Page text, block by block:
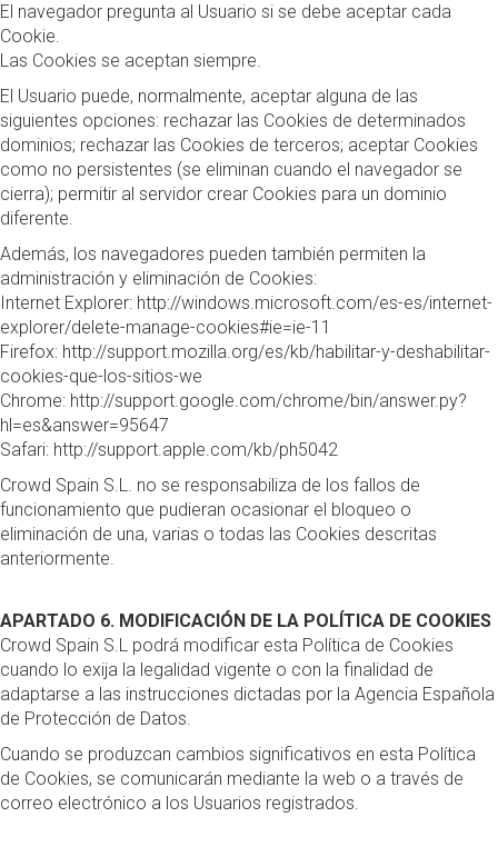
El navegador pregunta al Usuario si se debe aceptar cada
Cookie.
Las Cookies se aceptan siempre.
El Usuario puede, normalmente, aceptar alguna de las
siguientes opciones: rechazar las Cookies de determinados
dominios; rechazar las Cookies de terceros; aceptar Cookies
como no persistentes (se eliminan cuando el navegador se
cierra); permitir al servidor crear Cookies para un dominio
diferente.
Además, los navegadores pueden también permiten la
administración y eliminación de Cookies:
Internet Explorer: http://windows.microsoft.com/es-es/internet-
explorer/delete-manage-cookies#ie=ie-11
Firefox: http://support.mozilla.org/es/kb/habilitar-y-deshabilitar-
cookies-que-los-sitios-we
Chrome: http://support.google.com/chrome/bin/answer.py?
hl=es&answer=95647
Safari: http://support.apple.com/kb/ph5042
Crowd Spain S.L. no se responsabiliza de los fallos de
funcionamiento que pudieran ocasionar el bloqueo o
eliminación de una, varias o todas las Cookies descritas
anteriormente.
APARTADO 6. MODIFICACIÓN DE LA POLÍTICA DE COOKIES
Crowd Spain S.L podrá modificar esta Política de Cookies
cuando lo exija la legalidad vigente o con la finalidad de
adaptarse a las instrucciones dictadas por la Agencia Española
de Protección de Datos.
Cuando se produzcan cambios significativos en esta Política
de Cookies, se comunicarán mediante la web o a través de
correo electrónico a los Usuarios registrados.